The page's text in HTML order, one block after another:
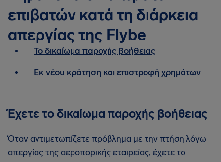
επιβατών κατά τη διάρκεια
απεργίας της Flybe
Το δικαίωμα παροχής βοήθειας
Εκ νέου κράτηση και επιστροφή χρημάτων
Έχετε το δικαίωμα παροχής βοήθειας
Όταν αντιμετωπίζετε πρόβλημα με την πτήση λόγω
απεργίας της αεροπορικής εταιρείας, έχετε το